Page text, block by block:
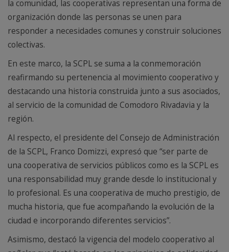
la comunidad, las cooperativas representan una forma de
organización donde las personas se unen para
responder a necesidades comunes y construir soluciones
colectivas.
En este marco, la SCPL se suma a la conmemoración
reafirmando su pertenencia al movimiento cooperativo y
destacando una historia construida junto a sus asociados,
al servicio de la comunidad de Comodoro Rivadavia y la
región.
Al respecto, el presidente del Consejo de Administración
de la SCPL, Franco Domizzi, expresó que “ser parte de
una cooperativa de servicios públicos como es la SCPL es
una responsabilidad muy grande desde lo institucional y
lo profesional. Es una cooperativa de mucho prestigio, de
mucha historia, que fue acompañando la evolución de la
ciudad e incorporando diferentes servicios”.
Asimismo, destacó la vigencia del modelo cooperativo al